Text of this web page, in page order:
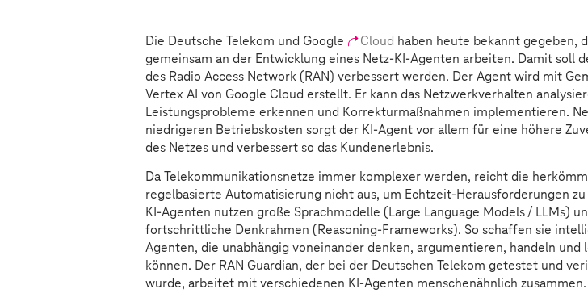
Die Deutsche Telekom und Google Cloud haben heute bekannt gegeben,
gemeinsam an der Entwicklung eines Netz-KI-Agenten arbeiten. Damit soll
des Radio Access Network (RAN) verbessert werden. Der Agent wird mit
Vertex AI von Google Cloud erstellt. Er kann das Netzwerkverhalten
Leistungsprobleme erkennen und Korrekturmaßnahmen implementieren.
niedrigeren Betriebskosten sorgt der KI-Agent vor allem für eine höhere
des Netzes und verbessert so das Kundenerlebnis.
Da Telekommunikationsnetze immer komplexer werden, reicht die
regelbasierte Automatisierung nicht aus, um Echtzeit-Herausforderungen
KI-Agenten nutzen große Sprachmodelle (Large Language Models / LLMs)
fortschrittliche Denkrahmen (Reasoning-Frameworks). So schaffen sie
Agenten, die unabhängig voneinander denken, argumentieren, handeln und
können. Der RAN Guardian, der bei der Deutschen Telekom getestet und
wurde, arbeitet mit verschiedenen KI-Agenten menschenähnlich